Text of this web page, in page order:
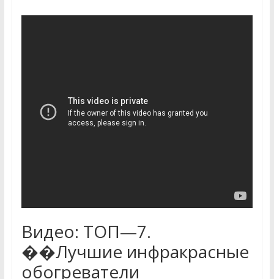
Видео: ТОП—7.
��Лучшие инфракрасные
обогреватели